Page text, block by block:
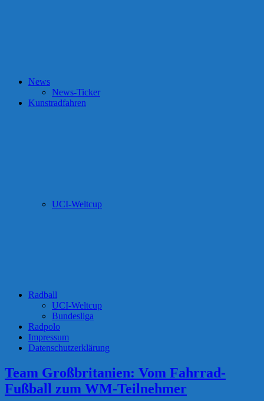
News
News-Ticker
Kunstradfahren
UCI-Weltcup
Radball
UCI-Weltcup
Bundesliga
Radpolo
Impressum
Datenschutzerklärung
Team Großbritanien: Vom Fahrrad-
Fußball zum WM-Teilnehmer